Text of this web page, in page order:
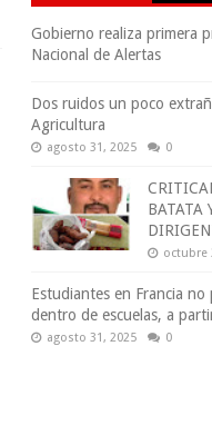
Gobierno realiza primera
Nacional de Alertas
Dos ruidos un poco
Agricultura
agosto 31, 2025 0
BATATA
octubre
Estudiantes en Francia
dentro de escuelas, a
agosto 31, 2025 0